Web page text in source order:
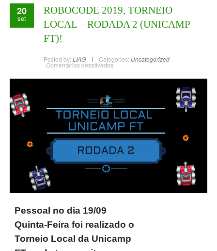
20
set
ROBOCODE 2019, TORNEIO
LOCAL – RODADA 2 (UNICAMP
FT)!
Posted by: LIAG Categories: Uncategorized
Comentários desativados
Pessoal no dia 19/09
Quinta-Feira foi realizado o
Torneio Local da Unicamp